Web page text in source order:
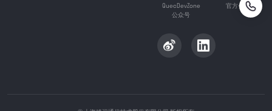
QuecDevZone
公众号
官方公众号